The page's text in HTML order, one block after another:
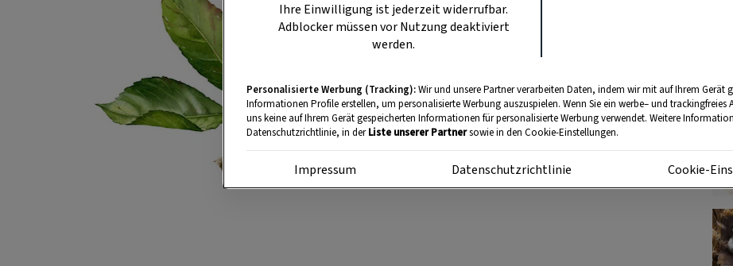
Ihre Einwilligung ist jederzeit widerrufbar.
Adblocker müssen vor Nutzung deaktiviert
werden.
Personalisierte Werbung (Tracking):Wir und unsere Partner verarbeiten Daten, indem wir mit auf Ihrem Gerät
Informationen Profile erstellen, um personalisierte Werbung auszuspielen. Wenn Sie ein werbe– und trackingfreies
uns keine auf Ihrem Gerät gespeicherten Informationen für personalisierte Werbung verwendet. Weitere
Datenschutzrichtlinie, in derListe unserer Partnersowie in den Cookie-Einstellungen.
Impressum Datenschutzrichtlinie Cookie-